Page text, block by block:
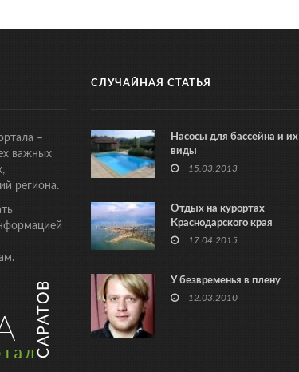
–
важных
региона.
СЛУЧАЙНАЯ СТАТЬЯ
Насосы для бассейна и их
виды
15.03.2013
Отдых на курортах
Краснодарского края
17.04.2015
У безвременья в плену
12.03.2010